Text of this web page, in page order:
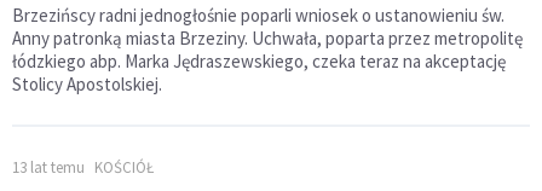
Brzezińscy radni jednogłośnie poparli wniosek o ustanowieniu św.
Anny patronką miasta Brzeziny. Uchwała, poparta przez metropolitę
łódzkiego abp. Marka Jędraszewskiego, czeka teraz na akceptację
Stolicy Apostolskiej.
13 lat temu KOŚCIÓŁ